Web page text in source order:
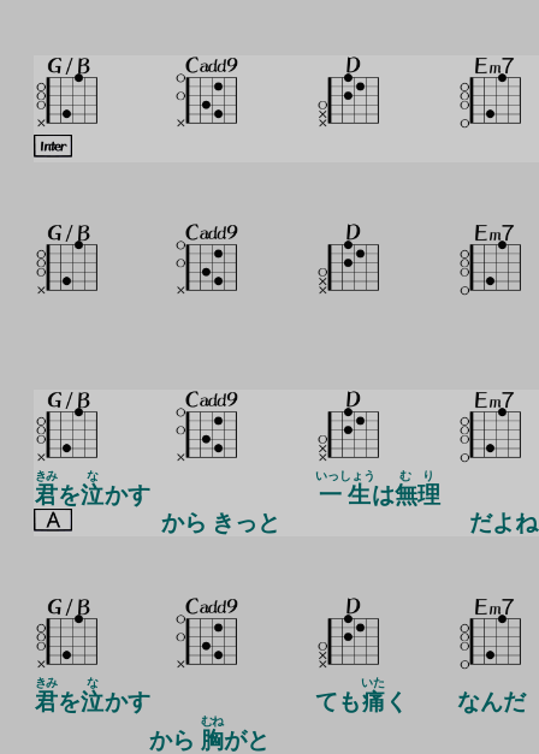
君
きみ
を泣
な
かす
から きっと
一生
いっしょう
は無
む
理
り
だよね
君
きみ
を泣
な
かす
から 胸
むね
がと
ても痛
いた
く なんだ